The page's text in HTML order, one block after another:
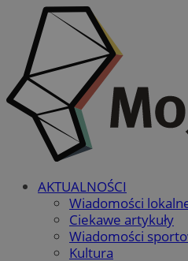
AKTUALNOŚCI
Wiadomości
Ciekawe artykuły
Wiadomości
Kultura